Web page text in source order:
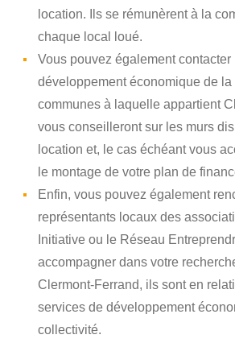
location. Ils se rémunèrent à la
chaque local loué.
Vous pouvez également
développement économique de
communes à laquelle appartient
vous conseilleront sur les murs
location et, le cas échéant vous
le montage de votre plan de
Enfin, vous pouvez également
représentants locaux des
Initiative ou le Réseau
accompagner dans votre
Clermont-Ferrand, ils sont en
services de développement
collectivité.